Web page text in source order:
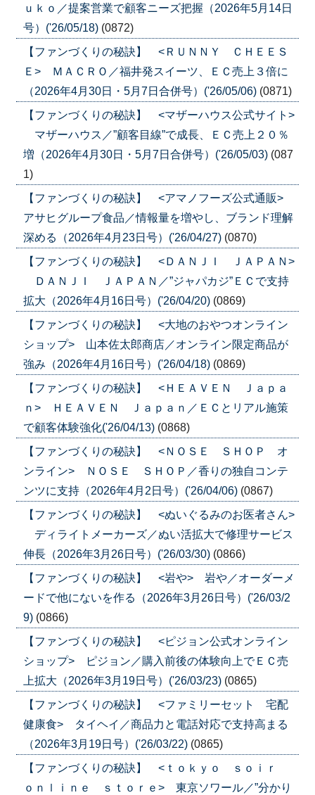
ｕｋｏ／提案営業で顧客ニーズ把握（2026年5月14日
号）('26/05/18) (0872)
【ファンづくりの秘訣】 <ＲＵＮＮＹ ＣＨＥＥＳ
Ｅ> ＭＡＣＲＯ／福井発スイーツ、ＥＣ売上３倍に
（2026年4月30日・5月7日合併号）('26/05/06) (0871)
【ファンづくりの秘訣】 <マザーハウス公式サイト>
マザーハウス／”顧客目線”で成長、ＥＣ売上２０％
増（2026年4月30日・5月7日合併号）('26/05/03) (087
1)
【ファンづくりの秘訣】 <アマノフーズ公式通販>
アサヒグループ食品／情報量を増やし、ブランド理解
深める（2026年4月23日号）('26/04/27) (0870)
【ファンづくりの秘訣】 <ＤＡＮＪＩ ＪＡＰＡＮ>
ＤＡＮＪＩ ＪＡＰＡＮ／”ジャパカジ”ＥＣで支持
拡大（2026年4月16日号）('26/04/20) (0869)
【ファンづくりの秘訣】 <大地のおやつオンライン
ショップ> 山本佐太郎商店／オンライン限定商品が
強み（2026年4月16日号）('26/04/18) (0869)
【ファンづくりの秘訣】 <ＨＥＡＶＥＮ Ｊａｐａ
ｎ> ＨＥＡＶＥＮ Ｊａｐａｎ／ＥＣとリアル施策
で顧客体験強化('26/04/13) (0868)
【ファンづくりの秘訣】 <ＮＯＳＥ ＳＨＯＰ オ
ンライン> ＮＯＳＥ ＳＨＯＰ／香りの独自コンテ
ンツに支持（2026年4月2日号）('26/04/06) (0867)
【ファンづくりの秘訣】 <ぬいぐるみのお医者さん>
ディライトメーカーズ／ぬい活拡大で修理サービス
伸長（2026年3月26日号）('26/03/30) (0866)
【ファンづくりの秘訣】 <岩や> 岩や／オーダーメ
ードで他にないを作る（2026年3月26日号）('26/03/2
9) (0866)
【ファンづくりの秘訣】 <ピジョン公式オンライン
ショップ> ピジョン／購入前後の体験向上でＥＣ売
上拡大（2026年3月19日号）('26/03/23) (0865)
【ファンづくりの秘訣】 <ファミリーセット 宅配
健康食> タイヘイ／商品力と電話対応で支持高まる
（2026年3月19日号）('26/03/22) (0865)
【ファンづくりの秘訣】 <ｔｏｋｙｏ ｓｏｉｒ
ｏｎｌｉｎｅ ｓｔｏｒｅ> 東京ソワール／”分かり